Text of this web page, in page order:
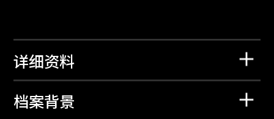
详细资料
档案背景